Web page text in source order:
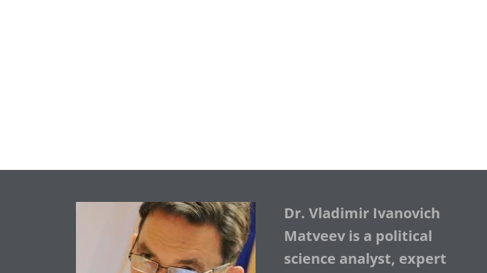
Dr. Vladimir Ivanovich
Matveev is a political
science analyst, expert